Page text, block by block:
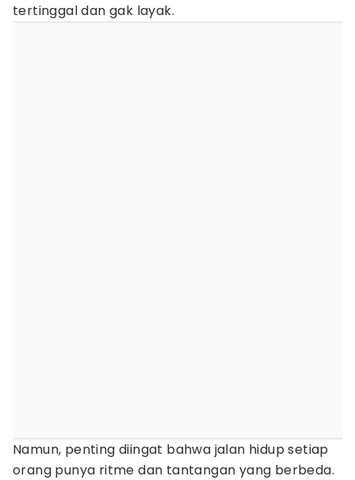
tertinggal dan gak layak.
Namun, penting diingat bahwa jalan hidup setiap
orang punya ritme dan tantangan yang berbeda.